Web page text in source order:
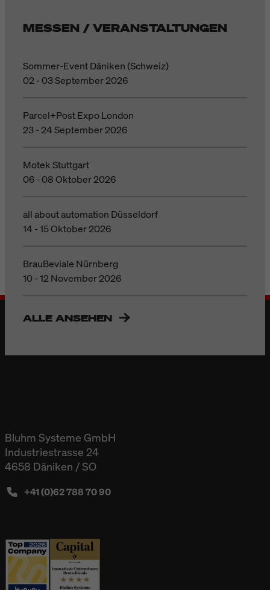
MESSEN / VERANSTALTUNGEN
Sommer-Event Däniken (Schweiz)
02 - 03 September 2026
Parcel+Post Expo London
23 - 24 September 2026
Motek Stuttgart
06 - 08 Oktober 2026
all about automation Düsseldorf
14 - 15 Oktober 2026
BrauBeviale Nürnberg
10 - 12 November 2026
ALLE ANSEHEN
Bluhm Systeme GmbH
Industriestrasse 24
4658 Däniken / SO
+41 (0)62 788 70 90